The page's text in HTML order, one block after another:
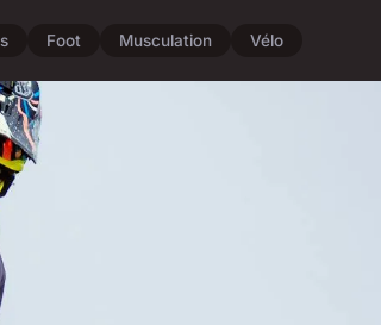
Foot Musculation Vélo